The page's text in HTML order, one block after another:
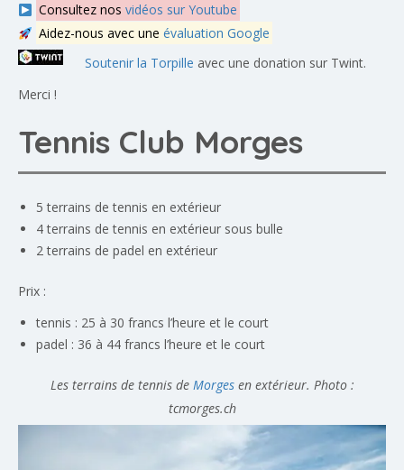
Consultez nos vidéos sur Youtube
Aidez-nous avec une évaluation Google
Soutenir la Torpille avec une donation sur Twint.
Merci !
Tennis Club Morges
5 terrains de tennis en extérieur
4 terrains de tennis en extérieur sous bulle
2 terrains de padel en extérieur
Prix :
tennis : 25 à 30 francs l’heure et le court
padel : 36 à 44 francs l’heure et le court
Les terrains de tennis de Morgesen extérieur. Photo :
tcmorges.ch